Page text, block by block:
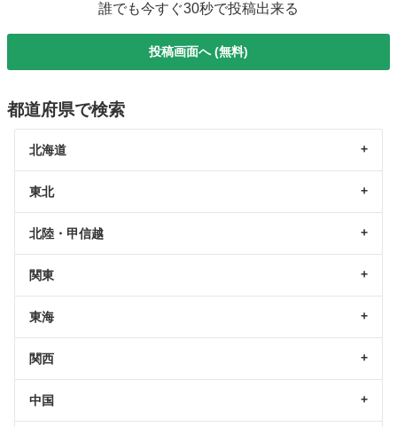
誰でも今すぐ30秒で投稿出来る
投稿画面へ (無料)
都道府県で検索
北海道
東北
北陸・甲信越
関東
東海
関西
中国